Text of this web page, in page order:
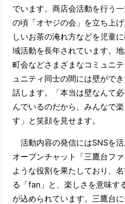
でいます。商店会活動を行う
の頃「オヤジの会」を立ち上
しいお茶の淹れ方などを児童
域活動を長年されています。地
町会などさまざまなコミュニ
ュニティ同士の間には壁がで
話します。「本当は壁なんて
んでいるのだから、みんなで
す」と笑顔を見せます。
活動内容の発信にはSNSを
オープンチャット「三鷹台フ
ような役割を果たしており、
る「fan」と、楽しさを意味す
が込められています。三鷹台